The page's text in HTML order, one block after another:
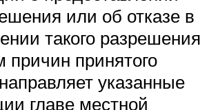
или об отказе в
такого разрешения
причин принятого
указанные
главе местной